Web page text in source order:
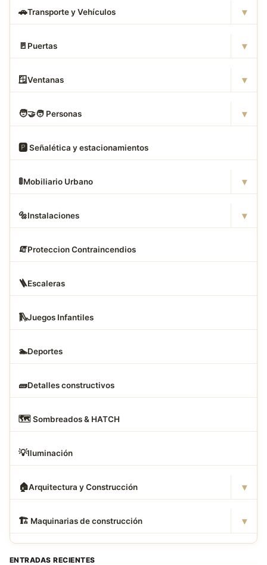
🚗Transporte y Vehículos ▾
🚪 Puertas ▾
🪟Ventanas ▾
🧑‍🤝‍🧑 Personas ▾
🅿️ Señalética y estacionamientos
🚦Mobiliario Urbano ▾
🔩Instalaciones ▾
🧯Proteccion Contraincendios
🪜Escaleras
🛝Juegos Infantiles
🏊Deportes
🧱Detalles constructivos
🗺️ Sombreados & HATCH
💡Iluminación
🏠Arquitectura y Construcción ▾
🏗 ️ Maquinarias de construcción ▾
ENTRADAS RECIENTES